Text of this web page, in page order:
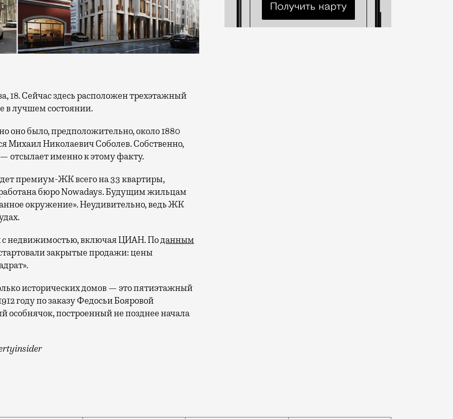
лучшем состоянии.
оно было, предположительно, около 1880
Михаил Николаевич Соболев. Собственно,
отсылает именно к этому факту.
премиум-ЖК всего на 33 квартиры,
бюро Nowadays. Будущим жильцам
окружение». Неудивительно, ведь ЖК
недвижимостью, включая ЦИАН. Поданным
закрытые продажи: цены
исторических домов — это пятиэтажный
году по заказу Федосьи Бояровой
особнячок, построенный не позднее начала
Сейчас здесь расположен трехэтажный кирпичный жилой дом, который не в лучшем состоянии. О